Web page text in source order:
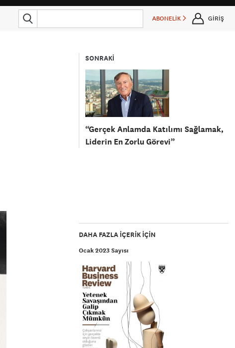
ABONELİK GİRİŞ
SONRAKİ
“Gerçek Anlamda Katılımı Sağlamak,
Liderin En Zorlu Görevi”
DAHA FAZLA IÇERIK IÇIN
Ocak 2023 Sayısı